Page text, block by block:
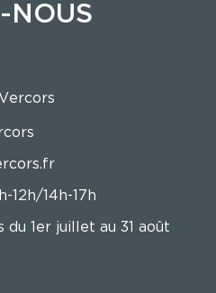
NOUS
12h/14h-17h
1er juillet au 31 août